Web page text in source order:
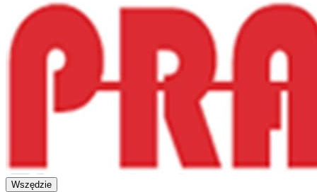
Wszędzie